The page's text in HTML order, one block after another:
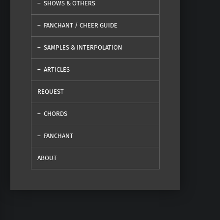
SHOWS & OTHERS
FANCHANT / CHEER GUIDE
SAMPLES & INTERPOLATION
ARTICLES
REQUEST
CHORDS
FANCHANT
ABOUT